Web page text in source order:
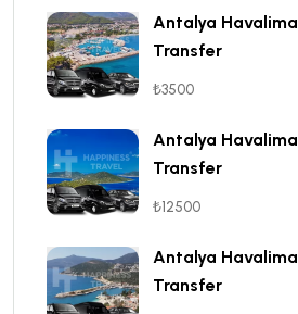
Antalya
Transfer
₺3500
Antalya
Transfer
₺12500
Antalya
Transfer